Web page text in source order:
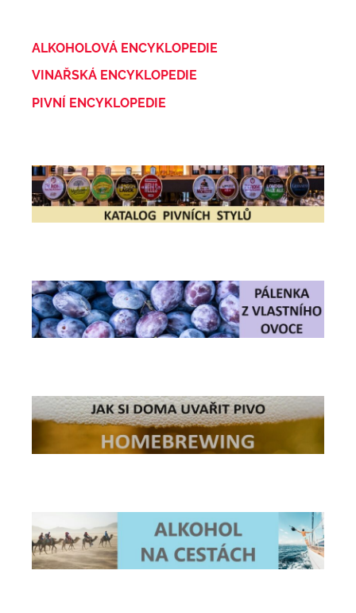
ALKOHOLOVÁ ENCYKLOPEDIE
VINAŘSKÁ ENCYKLOPEDIE
PIVNÍ ENCYKLOPEDIE